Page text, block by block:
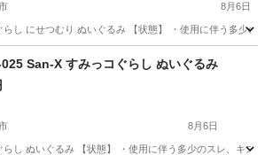
8月6日
らし にせつむり ぬいぐるみ 【状態】 ・使用に伴う多少
San-X すみっコぐらし ぬいぐるみ
8月6日
らし ぬいぐるみ 【状態】 ・使用に伴う多少のスレ、キ